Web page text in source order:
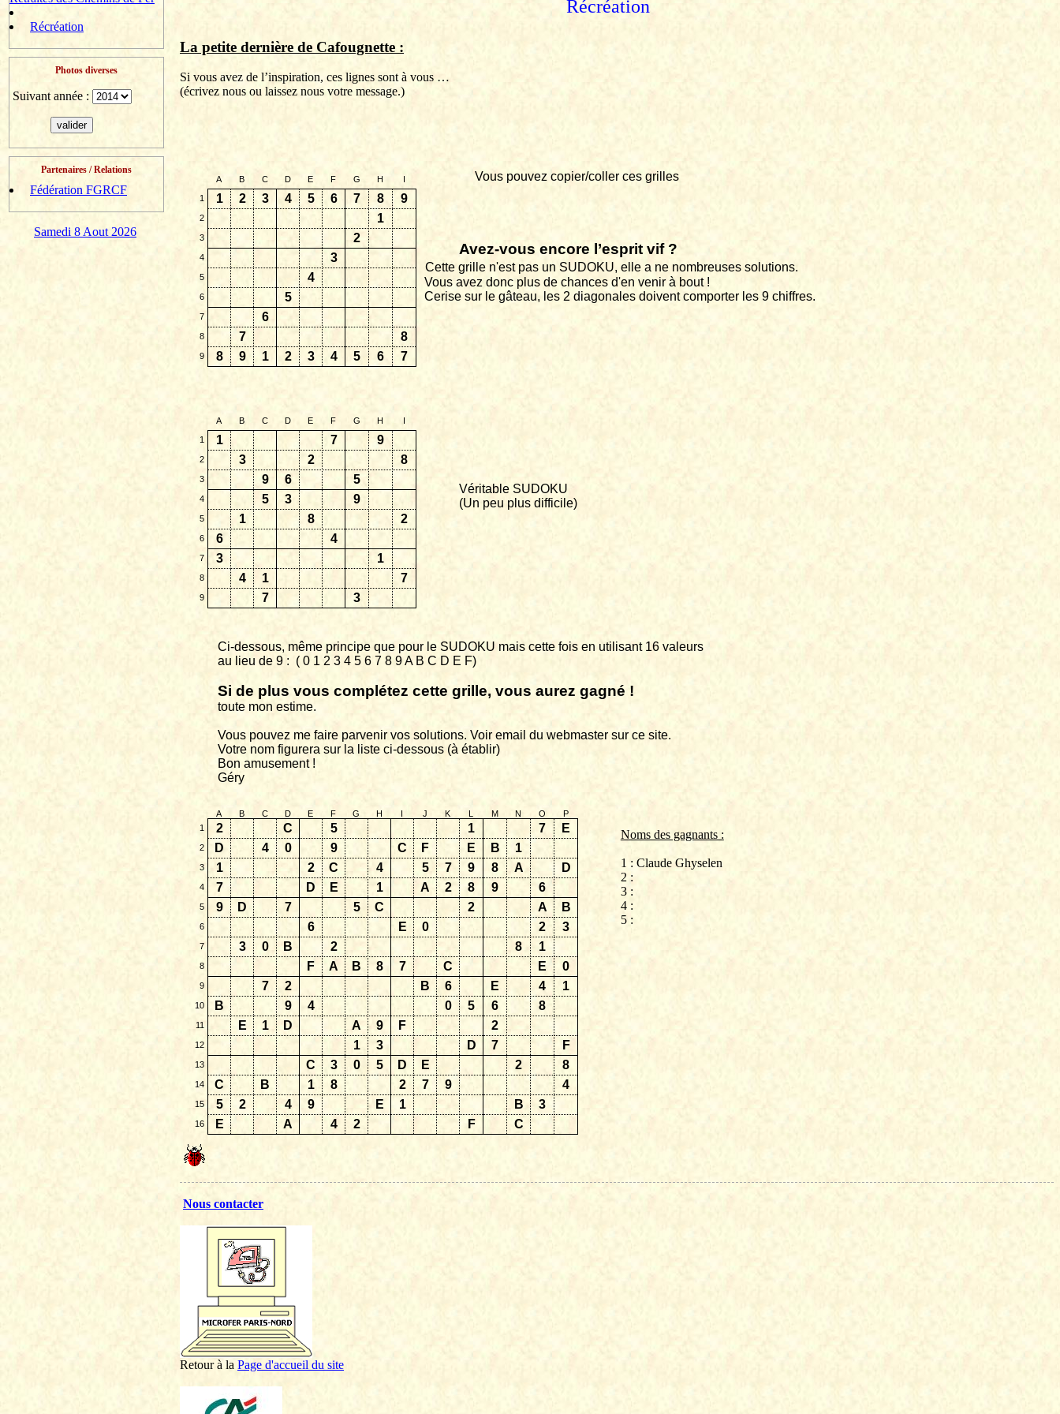
Récréation
Photos diverses
Suivant année :
Partenaires / Relations
Fédération FGRCF
Samedi 8 Aout 2026
Récréation
La petite dernière de Cafougnette :
Si vous avez de l’inspiration, ces lignes sont à vous …
(écrivez nous ou laissez nous votre message.)
A B C D E F G H
1
1 2 3 4 5 6 7 8 9
2 1
3 2
4 3
5 4
6 5
7 6
8 7 8
9 8 9 1 2 3 4 5 6 7
Vous pouvez copier/coller ces grilles
Avez-vous encore l’esprit vif ?
Cette grille n'est pas un SUDOKU, elle a ne nombreuses solutions.
Vous avez donc plus de chances d'en venir à bout !
Cerise sur le gâteau, les 2 diagonales doivent comporter les 9 chiffres.
A B C D E F G H
1
1 7 9
2 3 2 8
3 9 6 5
4 5 3 9
5 1 8 2
6 6 4
7 3 1
8 4 1 7
9 7 3
Véritable SUDOKU
(Un peu plus difficile)
Ci-dessous, même principe que pour le SUDOKU mais cette fois en utilisant 16 valeurs
au lieu de 9 : ( 0 1 2 3 4 5 6 7 8 9 A B C D E F)
Si de plus vous complétez cette grille, vous aurez gagné !
toute mon estime.
Vous pouvez me faire parvenir vos solutions. Voir email du webmaster sur ce site.
Votre nom figurera sur la liste ci-dessous (à établir)
Bon amusement !
Géry
A B C D E F G H J K M N O
P
1
2 C 5 1 7 E
2 D 4 0 9 C F E B 1
3 1 2 C 4 5 7 9 8 A D
4 7 D E 1 A 2 8 9 6
5 9 D 7 5 C 2 A B
6 6 E 0 2 3
7 3 0 B 2 8 1
8 F A B 8 7 C E 0
9 7 2 B 6 E 4 1
10 B 9 4 0 5 6 8
11 E 1 D A 9 F 2
12 1 3 D 7 F
13 C 3 0 5 D E 2 8
14 C B 1 8 2 7 9 4
15 5 2 4 9 E 1 B 3
16 E A 4 2 F C
Noms des gagnants :
1 : Claude Ghyselen
2 :
3 :
4 :
5 :
Nous contacter
Retour à la Page d'accueil du site